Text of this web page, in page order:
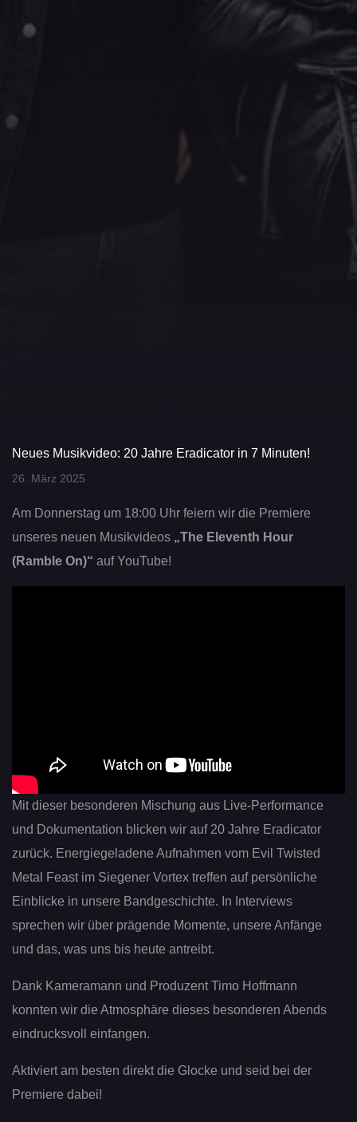
Neues Musikvideo: 20 Jahre Eradicator in 7 Minuten!
26. März 2025
Am Donnerstag um 18:00 Uhr feiern wir die Premiere
unseres neuen Musikvideos „The Eleventh Hour
(Ramble On)“ auf YouTube!
Mit dieser besonderen Mischung aus Live-Performance
und Dokumentation blicken wir auf 20 Jahre Eradicator
zurück. Energiegeladene Aufnahmen vom Evil Twisted
Metal Feast im Siegener Vortex treffen auf persönliche
Einblicke in unsere Bandgeschichte. In Interviews
sprechen wir über prägende Momente, unsere Anfänge
und das, was uns bis heute antreibt.
Dank Kameramann und Produzent Timo Hoffmann
konnten wir die Atmosphäre dieses besonderen Abends
eindrucksvoll einfangen.
Aktiviert am besten direkt die Glocke und seid bei der
Premiere dabei!